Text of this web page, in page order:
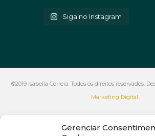
Gerenciar
Siga no Instagram
©2019 Isabella Correia. Todos os direitos reservados.
Marketing Digital